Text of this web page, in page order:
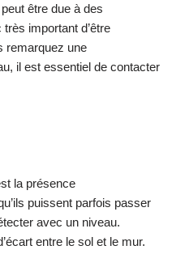
être due à des
important d’être
remarquez une
il est essentiel de contacter
la présence
puissent parfois passer
avec un niveau.
entre le sol et le mur.